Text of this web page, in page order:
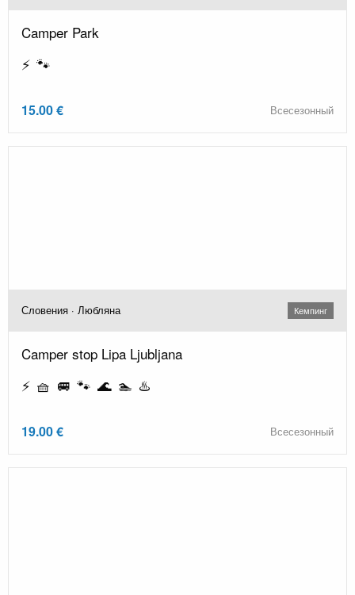
Camper Park
⚡ 🐾
15.00 € Всесезонный
Словения · Любляна Кемпинг
Camper stop Lipa Ljubljana
⚡ 🧺 🚐 🐾 🌊 🏊 ♨️
19.00 € Всесезонный